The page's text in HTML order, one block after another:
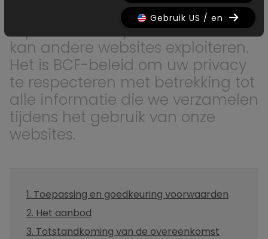
BCF ("Belgian Cycling Factory")
exploiteert ridley-bikes.com en
kan andere websites exploiteren.
Het is BCF-beleid om uw privacy
te respecteren met betrekking tot
alle informatie die we verzamelen
tijdens het gebruik van onze
websites.
1. Toepassing en goedkeuring voorwaarden
2. Het aanbod
3. Totstandkoming van de overeenkomst
Gebruik US / en